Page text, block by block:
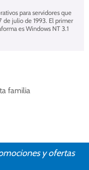
para servidores que
de julio de 1993. El primer
es Windows NT 3.1
familia
y ofertas